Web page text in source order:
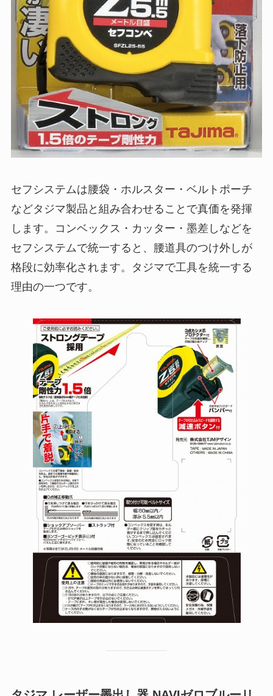
セフシステムは腰袋・ホルスター・ベルトポーチ
などタジマ製品と組み合わせることで真価を発揮
します。コンベックス・カッター・墨差しなどを
セフシステムで統一すると、腰道具のつけ外しが
格段に効率化されます。タジマで工具を統一する
理由の一つです。